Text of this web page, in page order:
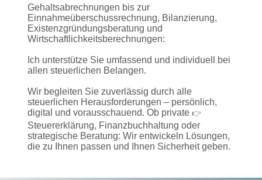
Gehaltsabrechnungen bis zur
Einnahmeüberschussrechnung, Bilanzierung,
Existenzgründungsberatung und
Wirtschaftlichkeitsberechnungen:
Ich unterstütze Sie umfassend und individuell bei
allen steuerlichen Belangen.
Wir begleiten Sie zuverlässig durch alle
steuerlichen Herausforderungen – persönlich,
digital und vorausschauend. Ob private👉
Steuererklärung, Finanzbuchhaltung oder
strategische Beratung: Wir entwickeln Lösungen,
die zu Ihnen passen und Ihnen Sicherheit geben.